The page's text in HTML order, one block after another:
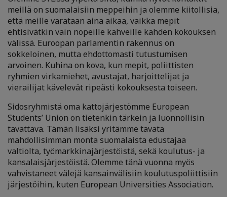
meillä on suomalaisiin meppeihin ja olemme kiitollisia,
että meille varataan aina aikaa, vaikka mepit
ehtisivätkin vain nopeille kahveille kahden kokouksen
välissä. Euroopan parlamentin rakennus on
sokkeloinen, mutta ehdottomasti tutustumisen
arvoinen. Kuhina on kova, kun mepit, poliittisten
ryhmien virkamiehet, avustajat, harjoittelijat ja
vierailijat kävelevät ripeästi kokouksesta toiseen.
Sidosryhmistä oma kattojärjestömme European
Students’ Union on tietenkin tärkein ja luonnollisin
tavattava. Tämän lisäksi yritämme tavata
mahdollisimman monta suomalaista edustajaa
valtiolta, työmarkkinajärjestöistä, sekä koulutus- ja
kansalaisjärjestöistä. Olemme tänä vuonna myös
vahvistaneet välejä kansainvälisiin koulutuspoliittisiin
järjestöihin, kuten European Universities Association.